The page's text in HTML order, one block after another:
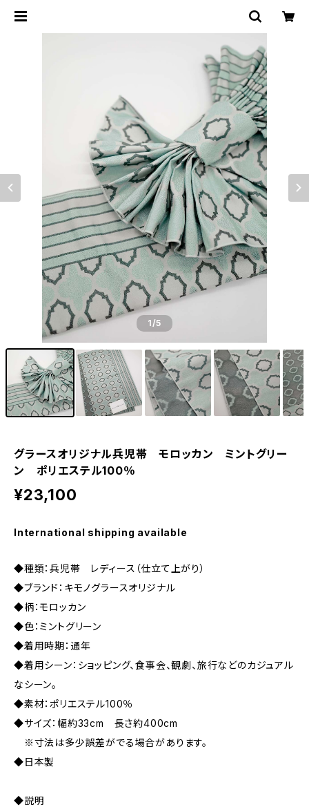
1/5
グラースオリジナル兵児帯 モロッカン ミントグリー
ン ポリエステル100％
¥23,100
International shipping available
◆種類：兵児帯 レディース（仕立て上がり）
◆ブランド：キモノグラースオリジナル
◆柄：モロッカン
◆色：ミントグリーン
◆着用時期：通年
◆着用シーン：ショッピング、食事会、観劇、旅行などのカジュアル
なシーン。
◆素材：ポリエステル100％
◆サイズ：幅約33cm 長さ約400cm
※寸法は多少誤差がでる場合があります。
◆日本製
◆説明